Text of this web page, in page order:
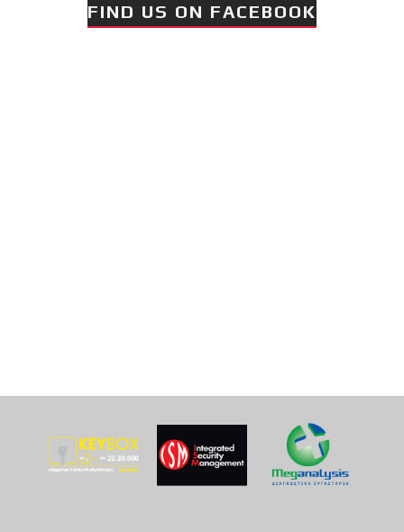
FIND US ON FACEBOOK